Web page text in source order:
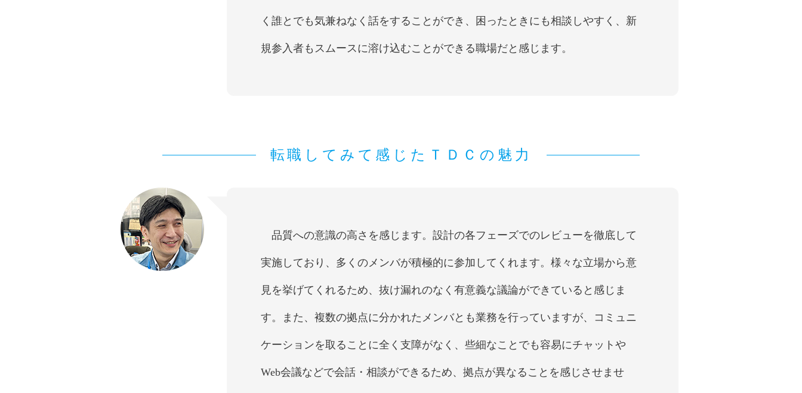
く誰とでも気兼ねなく話をすることができ、困ったときにも相談しやすく、新
規参入者もスムースに溶け込むことができる職場だと感じます。
転職してみて感じたＴＤＣの魅力
品質への意識の高さを感じます。設計の各フェーズでのレビューを徹底して
実施しており、多くのメンバが積極的に参加してくれます。様々な立場から意
見を挙げてくれるため、抜け漏れのなく有意義な議論ができていると感じま
す。また、複数の拠点に分かれたメンバとも業務を行っていますが、コミュニ
ケーションを取ることに全く支障がなく、些細なことでも容易にチャットや
Web会議などで会話・相談ができるため、拠点が異なることを感じさせませ